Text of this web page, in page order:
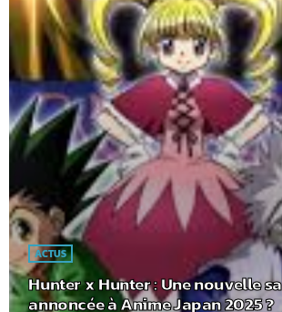
ACTUS
Hunter x Hunter : Une nouvelle
annoncée à Anime Japan 2025 ?